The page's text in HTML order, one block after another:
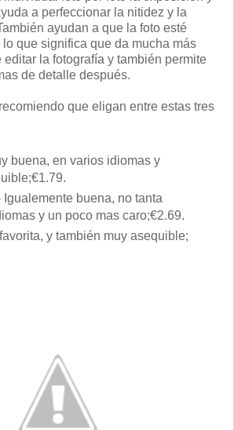
a perfeccionar la nitidez y la
ayudan a que la foto esté
que significa que da mucha más
editar la fotografía y también permite
de detalle después.
que eligan entre estas tres
buena, en varios idiomas y
Igualemente buena, no tanta
y un poco mas caro;€2.69.
y también muy asequible;